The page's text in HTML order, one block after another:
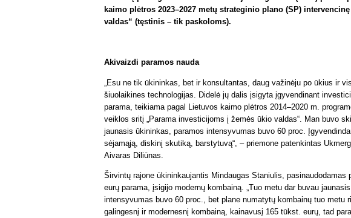
kaimo plėtros 2023–2027 metų strateginio plano (SP)
valdas“ (tęstinis – tik paskoloms).
Akivaizdi paramos nauda
„Esu ne tik ūkininkas, bet ir konsultantas, daug važinėju po ūkius ir
šiuolaikines technologijas. Didelė jų dalis įsigyta įgyvendinant
parama, teikiama pagal Lietuvos kaimo plėtros 2014–2020 m.
veiklos sritį „Parama investicijoms į žemės ūkio valdas“. Man buvo
jaunasis ūkininkas, paramos intensyvumas buvo 60 proc.
sėjamąją, diskinį skutiką, barstytuvą“, – priemone patenkintas
Aivaras Diliūnas.
Širvintų rajone ūkininkaujantis Mindaugas Staniulis,
eurų parama, įsigijo modernų kombainą. „Tuo metu dar buvau
intensyvumas buvo 60 proc., bet plane numatytų kombainų tuo metu
galingesnį ir modernesnį kombainą, kainavusį 165 tūkst. eurų, tad